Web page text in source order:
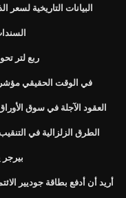
البيانات التاريخية
ربع لتر
في الوقت الحقيقي مؤشر
العقود الآجلة في سوق الأوراق
الطرق الزلزالية في
أريد أن أدفع بطاقة جوديير